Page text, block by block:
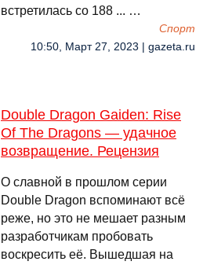
встретилась со 188 ... …
Спорт
10:50, Март 27, 2023 | gazeta.ru
Double Dragon Gaiden: Rise
Of The Dragons — удачное
возвращение. Рецензия
О славной в прошлом серии
Double Dragon вспоминают всё
реже, но это не мешает разным
разработчикам пробовать
воскресить её. Вышедшая на